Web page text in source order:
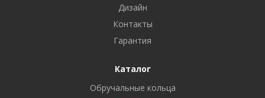
Дизайн
Контакты
Гарантия
Каталог
Обручальные кольца